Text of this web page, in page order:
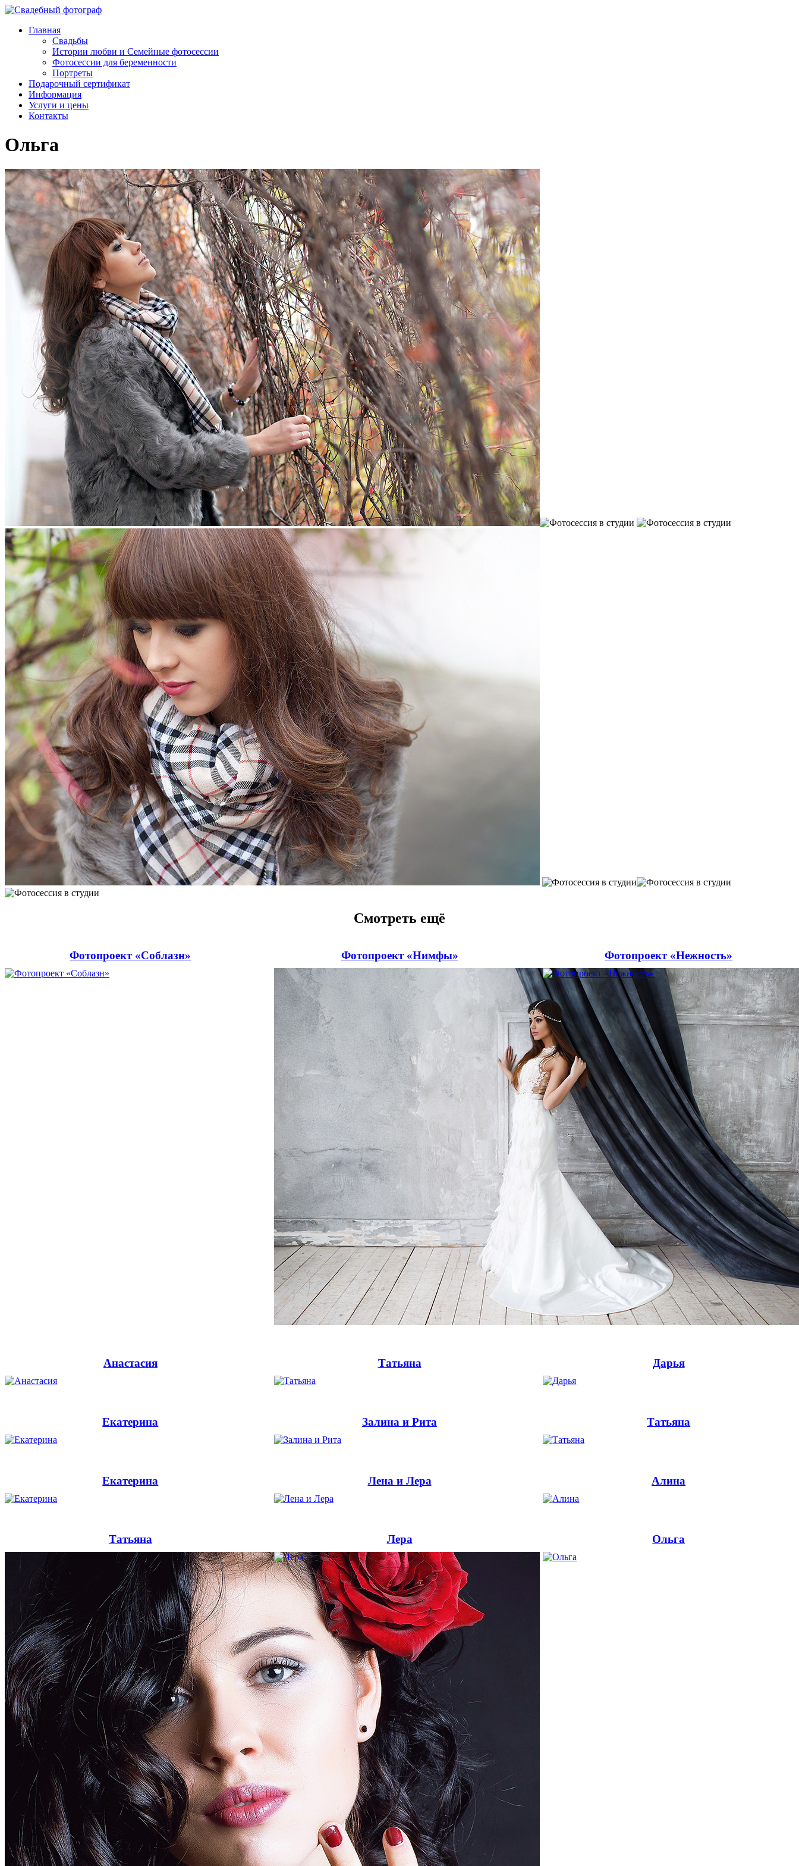
Главная
Свадьбы
Истории любви и Семейные фотосессии
Фотосессии для беременности
Портреты
Подарочный сертификат
Информация
Услуги и цены
Контакты
Ольга
Смотреть ещё
Фотопроект «Соблазн» Фотопроект «Нимфы» Фотопроект «Нежность»
Анастасия Татьяна Дарья
Екатерина Залина и Рита Татьяна
Екатерина Лена и Лера Алина
Татьяна Лера Ольга